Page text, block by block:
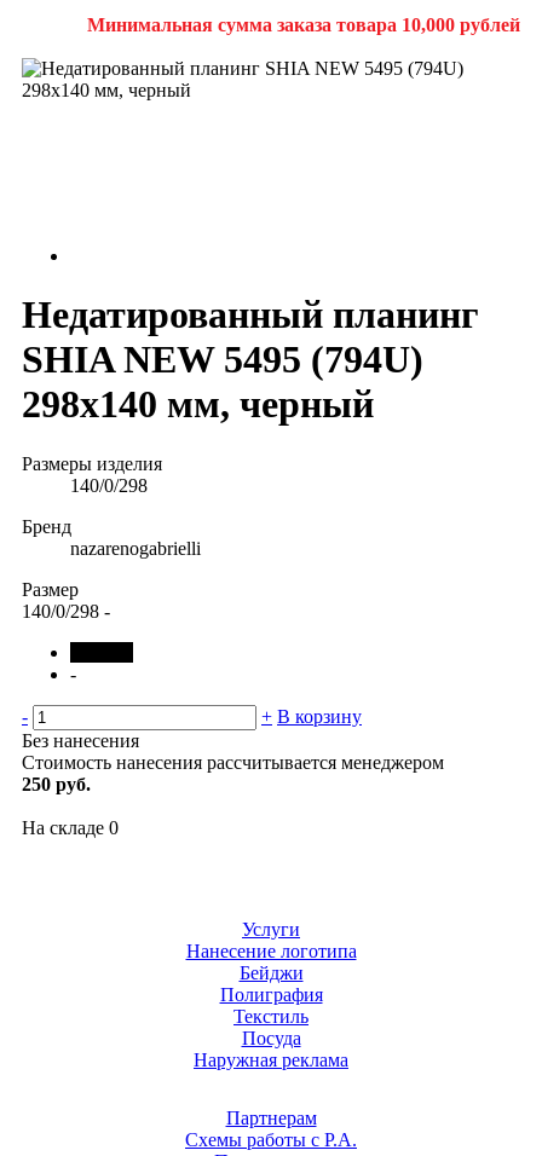
Минимальная сумма заказа товара 10,000 рублей
Недатированный планинг
SHIA NEW 5495 (794U)
298x140 мм, черный
Размеры изделия
140/0/298
Бренд
nazarenogabrielli
Размер
140/0/298 -
-
- + В корзину
Без нанесения
Стоимость нанесения рассчитывается менеджером
250 руб.
На складе 0
Услуги
Нанесение логотипа
Бейджи
Полиграфия
Текстиль
Посуда
Наружная реклама
Партнерам
Схемы работы с Р.А.